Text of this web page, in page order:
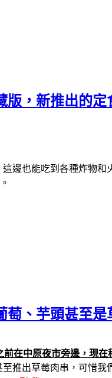
，新推出的
邊也能吃到各種炸物和
、芋頭甚至
前在中原夜市旁邊，現
推出草莓肉串 ，可惜